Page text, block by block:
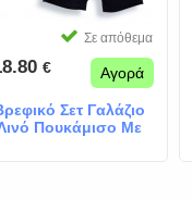
Σε απόθεμα
€ Αγορά
Σετ Γαλάζιο
Πουκάμισο Με